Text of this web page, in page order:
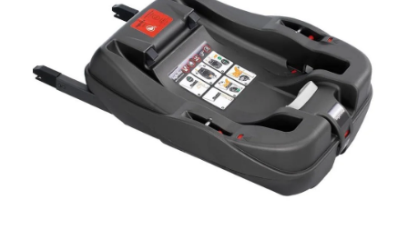
hvězdiček.